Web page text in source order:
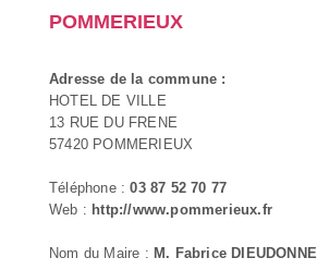
POMMERIEUX
Adresse de la commune :
HOTEL DE VILLE
13 RUE DU FRENE
57420 POMMERIEUX
Téléphone :03 87 52 70 77
Web : http://www.pommerieux.fr
Nom du Maire : M. Fabrice DIEUDONNE